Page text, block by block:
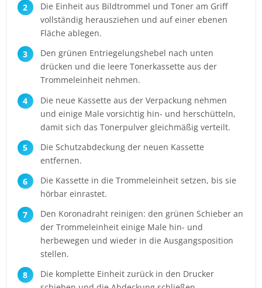
Die Einheit aus Bildtrommel und Toner am Griff
vollständig herausziehen und auf einer ebenen
Fläche ablegen.
Den grünen Entriegelungshebel nach unten
drücken und die leere Tonerkassette aus der
Trommeleinheit nehmen.
Die neue Kassette aus der Verpackung nehmen
und einige Male vorsichtig hin- und herschütteln,
damit sich das Tonerpulver gleichmäßig verteilt.
Die Schutzabdeckung der neuen Kassette
entfernen.
Die Kassette in die Trommeleinheit setzen, bis sie
hörbar einrastet.
Den Koronadraht reinigen: den grünen Schieber an
der Trommeleinheit einige Male hin- und
herbewegen und wieder in die Ausgangsposition
stellen.
Die komplette Einheit zurück in den Drucker